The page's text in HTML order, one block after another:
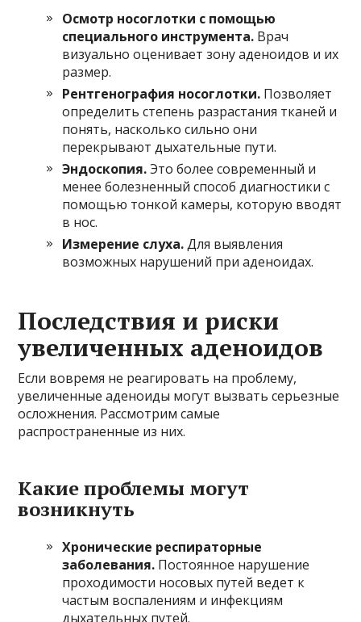
Осмотр носоглотки с помощью
специального инструмента. Врач
визуально оценивает зону аденоидов и их
размер.
Рентгенография носоглотки. Позволяет
определить степень разрастания тканей и
понять, насколько сильно они
перекрывают дыхательные пути.
Эндоскопия.Это более современный и
менее болезненный способ диагностики с
помощью тонкой камеры, которую вводят
в нос.
Измерение слуха.Для выявления
возможных нарушений при аденоидах.
Последствия и риски
увеличенных аденоидов
Если вовремя не реагировать на проблему,
увеличенные аденоиды могут вызвать серьезные
осложнения. Рассмотрим самые
распространенные из них.
Какие проблемы могут
возникнуть
Хронические респираторные
заболевания. Постоянное нарушение
проходимости носовых путей ведет к
частым воспалениям и инфекциям
дыхательных путей.